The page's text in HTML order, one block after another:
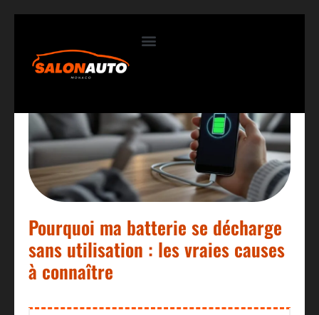
Pourquoi ma batterie se décharge
sans utilisation : les vraies causes
à connaître